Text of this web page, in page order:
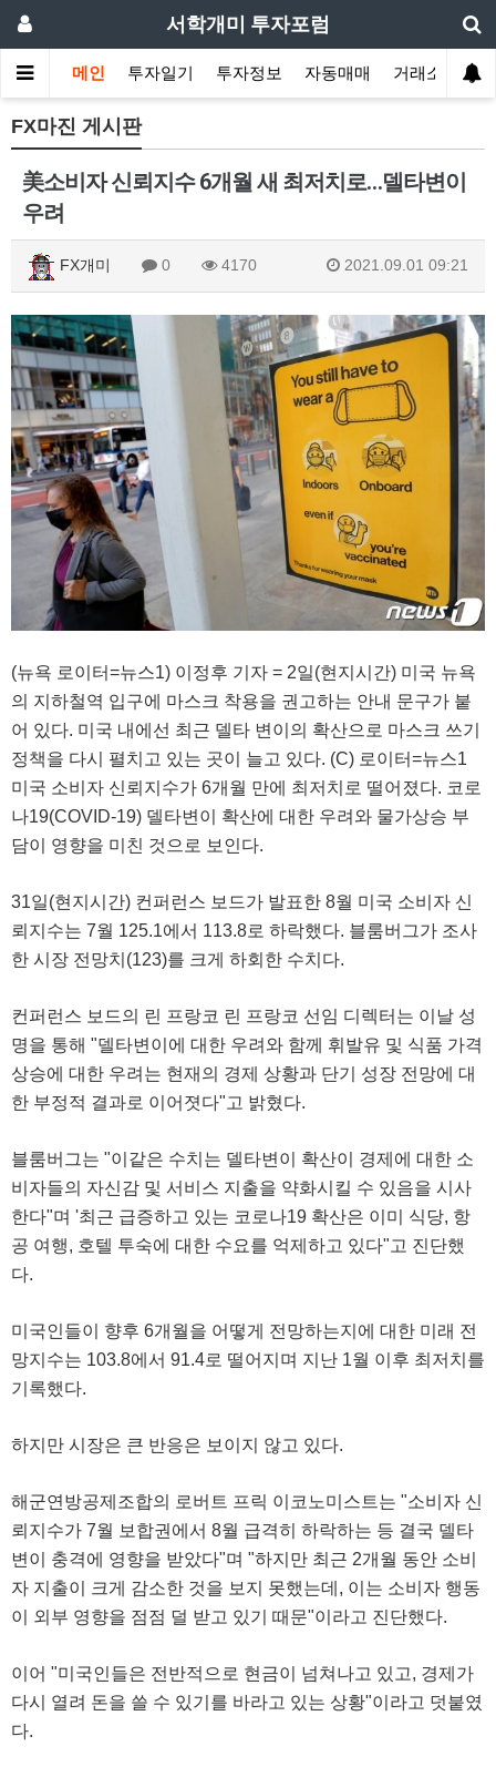
서학개미 투자포럼
메인 투자일기 투자정보 자동매매 거래소
FX마진 게시판
美소비자 신뢰지수 6개월 새 최저치로…델타변이
우려
FX개미 0 4170 2021.09.01 09:21
(뉴욕 로이터=뉴스1) 이정후 기자 = 2일(현지시간) 미국 뉴욕
의 지하철역 입구에 마스크 착용을 권고하는 안내 문구가 붙
어 있다. 미국 내에선 최근 델타 변이의 확산으로 마스크 쓰기
정책을 다시 펼치고 있는 곳이 늘고 있다. (C) 로이터=뉴스1
미국 소비자 신뢰지수가 6개월 만에 최저치로 떨어졌다. 코로
나19(COVID-19) 델타변이 확산에 대한 우려와 물가상승 부
담이 영향을 미친 것으로 보인다.
31일(현지시간) 컨퍼런스 보드가 발표한 8월 미국 소비자 신
뢰지수는 7월 125.1에서 113.8로 하락했다. 블룸버그가 조사
한 시장 전망치(123)를 크게 하회한 수치다.
컨퍼런스 보드의 린 프랑코 린 프랑코 선임 디렉터는 이날 성
명을 통해 "델타변이에 대한 우려와 함께 휘발유 및 식품 가격
상승에 대한 우려는 현재의 경제 상황과 단기 성장 전망에 대
한 부정적 결과로 이어졋다"고 밝혔다.
블룸버그는 "이같은 수치는 델타변이 확산이 경제에 대한 소
비자들의 자신감 및 서비스 지출을 약화시킬 수 있음을 시사
한다"며 '최근 급증하고 있는 코로나19 확산은 이미 식당, 항
공 여행, 호텔 투숙에 대한 수요를 억제하고 있다"고 진단했
다.
미국인들이 향후 6개월을 어떻게 전망하는지에 대한 미래 전
망지수는 103.8에서 91.4로 떨어지며 지난 1월 이후 최저치를
기록했다.
하지만 시장은 큰 반응은 보이지 않고 있다.
해군연방공제조합의 로버트 프릭 이코노미스트는 "소비자 신
뢰지수가 7월 보합권에서 8월 급격히 하락하는 등 결국 델타
변이 충격에 영향을 받았다"며 "하지만 최근 2개월 동안 소비
자 지출이 크게 감소한 것을 보지 못했는데, 이는 소비자 행동
이 외부 영향을 점점 덜 받고 있기 때문"이라고 진단했다.
이어 "미국인들은 전반적으로 현금이 넘쳐나고 있고, 경제가
다시 열려 돈을 쓸 수 있기를 바라고 있는 상황"이라고 덧붙였
다.